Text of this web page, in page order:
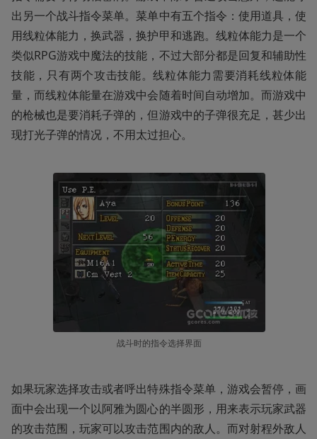
出另一个战斗指令菜单。菜单中有五个指令：使用道具，使
用线粒体能力，换武器，换护甲和逃跑。线粒体能力是一个
类似RPG游戏中魔法的技能，不过大部分都是回复和辅助性
技能，只有两个攻击技能。线粒体能力需要消耗线粒体能
量，而线粒体能量在游戏中会随着时间自动增加。而游戏中
的枪械也是要消耗子弹的，但游戏中的子弹很充足，甚少出
现打光子弹的情况，不用太过担心。
战斗时的指令选择界面
如果玩家选择攻击或者呼出特殊指令菜单，游戏会暂停，画
面中会出现一个以阿雅为圆心的半圆形，用来表示玩家武器
的攻击范围，玩家可以攻击范围内的敌人。而对射程外敌人